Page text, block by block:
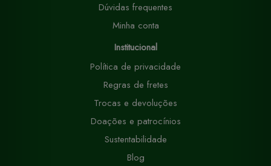
Dúvidas frequentes
Minha conta
Institucional
Política de privacidade
Regras de fretes
Trocas e devoluções
Doações e patrocínios
Sustentabilidade
Blog